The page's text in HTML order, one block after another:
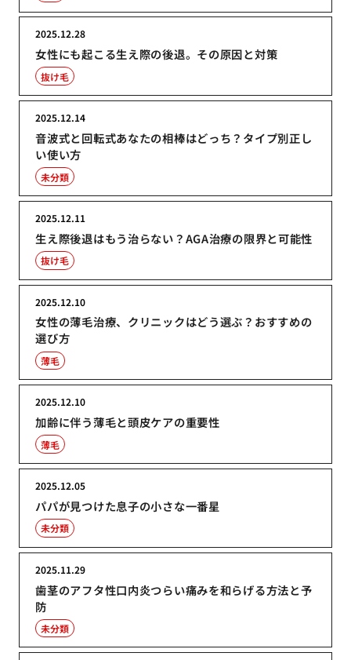
女性にも起こる生え際の後退。その原因と対策
2025.12.28
抜け毛
音波式と回転式あなたの相棒はどっち？タイプ別正し
い使い方
2025.12.14
未分類
生え際後退はもう治らない？AGA治療の限界と可能性
2025.12.11
抜け毛
女性の薄毛治療、クリニックはどう選ぶ？おすすめの
選び方
2025.12.10
薄毛
加齢に伴う薄毛と頭皮ケアの重要性
2025.12.10
薄毛
パパが見つけた息子の小さな一番星
2025.12.05
未分類
歯茎のアフタ性口内炎つらい痛みを和らげる方法と予
防
2025.11.29
未分類